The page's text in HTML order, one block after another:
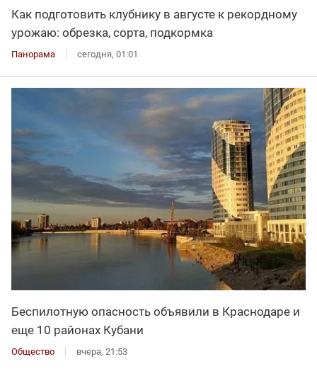
Как подготовить клубнику в августе к рекордному
урожаю: обрезка, сорта, подкормка
Панорама сегодня, 01:01
Беспилотную опасность объявили в Краснодаре и
еще 10 районах Кубани
Общество вчера, 21:53